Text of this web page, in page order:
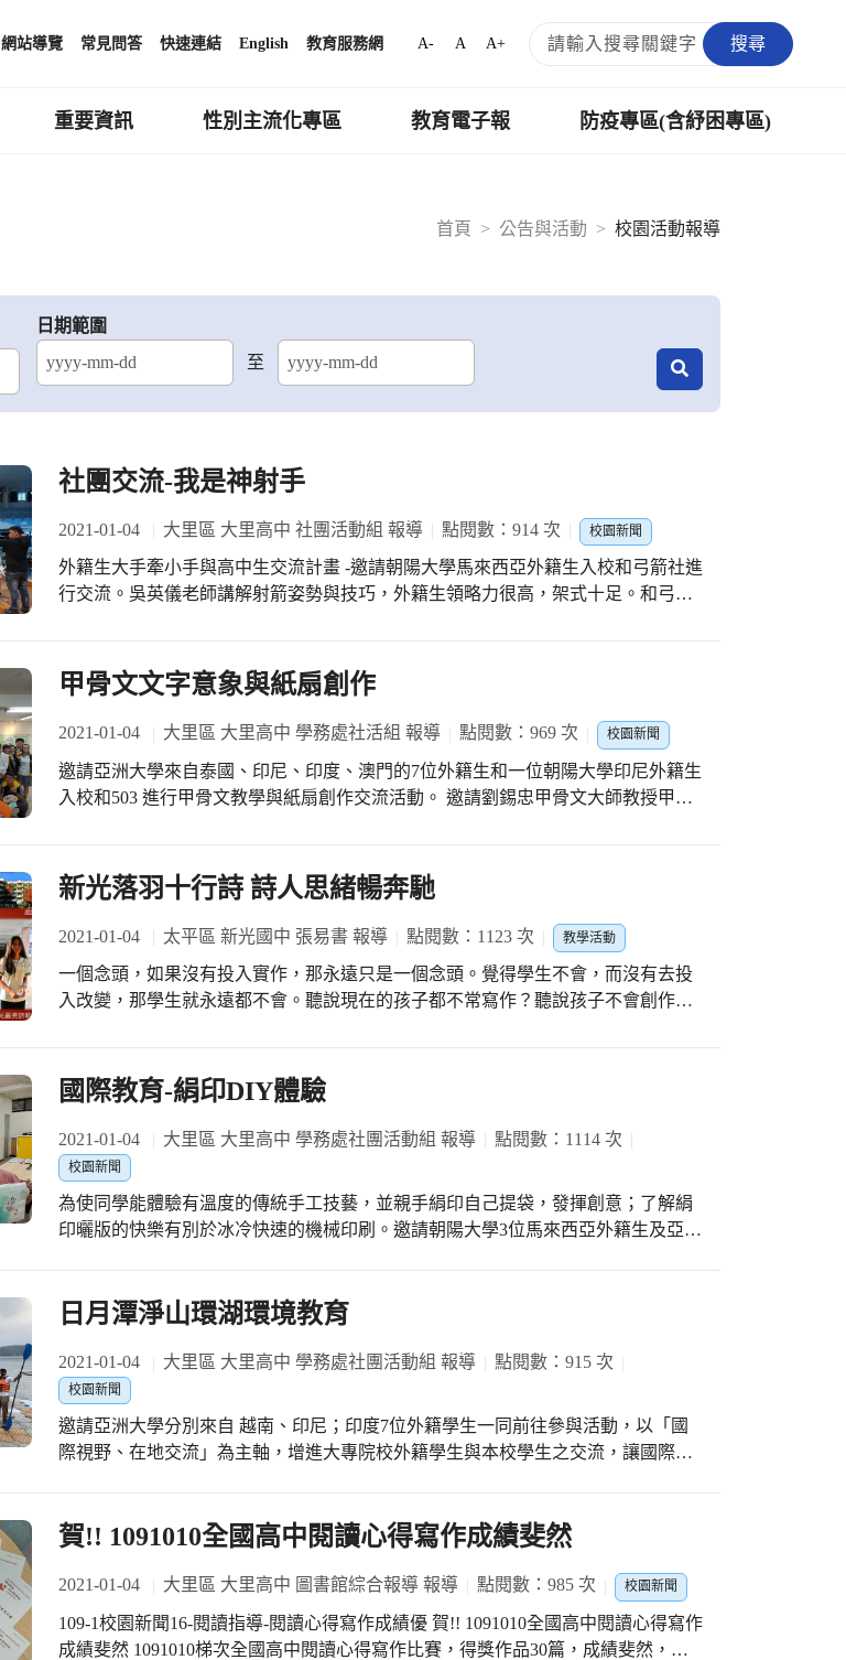
網站導覽 常見問答 快速連結 English 教育服務網 A- A A+ 搜尋
重要資訊 性別主流化專區 教育電子報 防疫專區(含紓困專區)
首頁
公告與活動 校園活動報導
日期範圍
至
結束日期
社團交流-我是神射手
2021-01-04 大里區 大里高中 社團活動組 報導 點閱數：914 次 校園新聞
外籍生大手牽小手與高中生交流計畫 -邀請朝陽大學馬來西亞外籍生入校和弓箭社進
行交流。吳英儀老師講解射箭姿勢與技巧，外籍生領略力很高，架式十足。和弓箭
甲骨文文字意象與紙扇創作
2021-01-04 大里區 大里高中 學務處社活組 報導 點閱數：969 次 校園新聞
邀請亞洲大學來自泰國、印尼、印度、澳門的7位外籍生和一位朝陽大學印尼外籍生
入校和503 進行甲骨文教學與紙扇創作交流活動。 邀請劉錫忠甲骨文大師教授甲骨
籍生和本校學生更能了解中國文字之美與意涵。
新光落羽十行詩 詩人思緒暢奔馳
2021-01-04 太平區 新光國中 張易書 報導 點閱數：1123 次 教學活動
一個念頭，如果沒有投入實作，那永遠只是一個念頭。覺得學生不會，而沒有去投
入改變，那學生就永遠都不會。聽說現在的孩子都不常寫作？聽說孩子不會創作？
社群老師討論今年的主題，領域內誌成老師設計教學簡報，分享給領域內教師的引
導方向，再讓班級的孩子進行創作。為了讓所有老師與孩子都有參與，在各班級
中，老師初選優秀作品，交給複審小組，從複審階段開始，我們就採用「彌封姓
名」的方式，確保複審不受到班級的干擾，最後在決選階段，所有的國文老師進行
作品編碼票選，依照獲得票數的高低，我們分年級，統計出前八名的作品。 為了表
示對落羽松十行詩的慎重，國文落羽松社群老師自行徵集獎學金、與到各個得獎的
同學班級處，邀請同學拍照，並且把作品與作者連結在一起，除了供作校內語文走
的孩子，在科技化的影響下，保有單純書寫文字、拼貼想法、創意翱翔的空間，感
有新光孩子，把落羽松十行詩，當作學校生活中，重要的學習經歷！
國際教育-絹印DIY體驗
2021-01-04 大里區 大里高中 學務處社團活動組 報導 點閱數：1114 次
校園新聞
為使同學能體驗有溫度的傳統手工技藝，並親手絹印自己提袋，發揮創意；了解絹
印曬版的快樂有別於冰冷快速的機械印刷。邀請朝陽大學3位馬來西亞外籍生及亞洲
育；並能對外籍生以英文介紹，增進國際教育和文化視野。
日月潭淨山環湖環境教育
2021-01-04 大里區 大里高中 學務處社團活動組 報導 點閱數：915 次
校園新聞
邀請亞洲大學分別來自 越南、印尼；印度7位外籍學生一同前往參與活動，以「國
際視野、在地交流」為主軸，增進大專院校外籍學生與本校學生之交流，讓國際化
賀!! 1091010全國高中閱讀心得寫作成績斐然
2021-01-04 大里區 大里高中 圖書館綜合報導 報導 點閱數：985 次 校園新聞
109-1校園新聞16-閱讀指導-閱讀心得寫作成績優 賀!! 1091010全國高中閱讀心得寫作
成績斐然 1091010梯次全國高中閱讀心得寫作比賽，得獎作品30篇，成績斐然，師